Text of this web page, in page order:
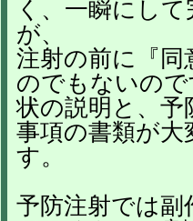
く、一瞬にし
が、
注射の前に『
のでもないの
状の説明と、
事項の書類が
す。
予防注射では